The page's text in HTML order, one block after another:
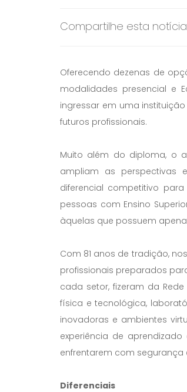
Compartilhe esta notícia
Oferecendo dezenas de
modalidades presencial e
ingressar em uma
futuros profissionais.
Muito além do diploma, o
ampliam as perspectivas
diferencial competitivo
pessoas com Ensino
àquelas que possuem
Com 81 anos de tradição,
profissionais preparados
cada setor, fizeram da
física e tecnológica,
inovadoras e ambientes
experiência de
enfrentarem com
Diferenciais